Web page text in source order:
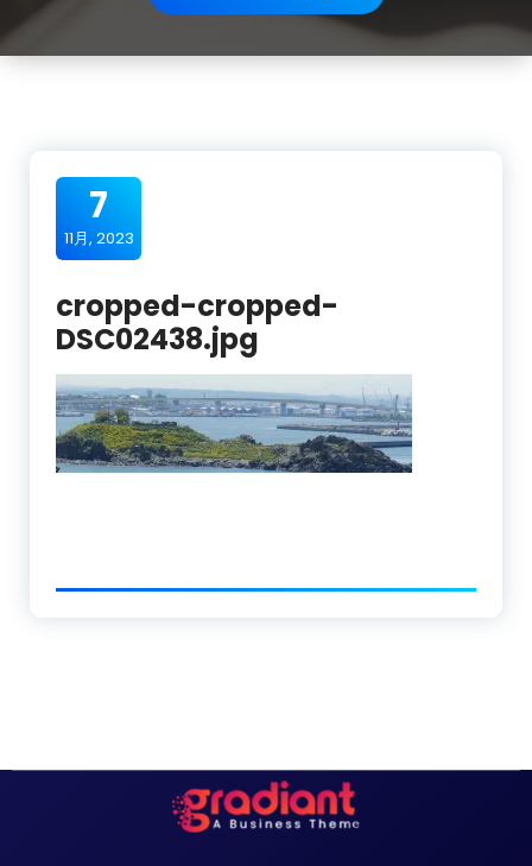
7
11月, 2023
cropped-cropped-
DSC02438.jpg